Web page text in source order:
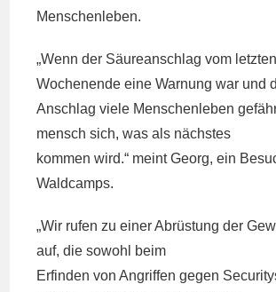
Menschenleben.
„Wenn der Säureanschlag vom letzten
Wochenende eine Warnung war und
Anschlag viele Menschenleben
mensch sich, was als nächstes
kommen wird.“ meint Georg, ein
Waldcamps.
„Wir rufen zu einer Abrüstung der
auf, die sowohl beim
Erfinden von Angriffen gegen